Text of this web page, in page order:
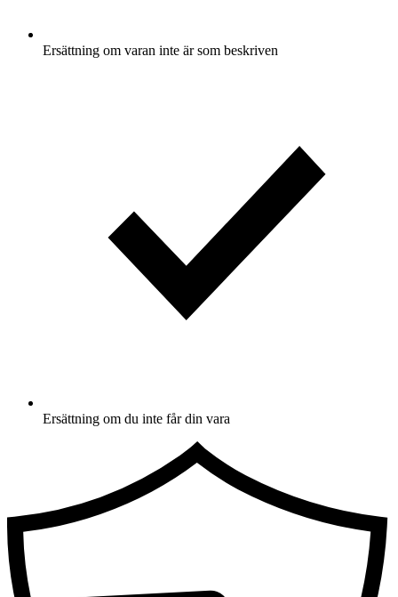
Ersättning om varan inte är som beskriven
Ersättning om du inte får din vara